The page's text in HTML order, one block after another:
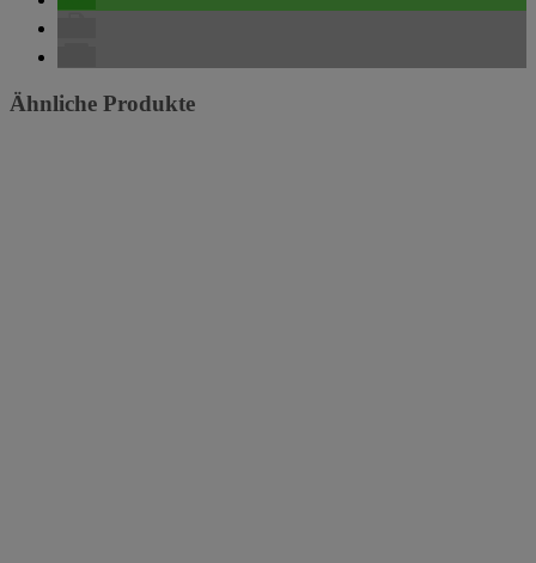
Ähnliche Produkte